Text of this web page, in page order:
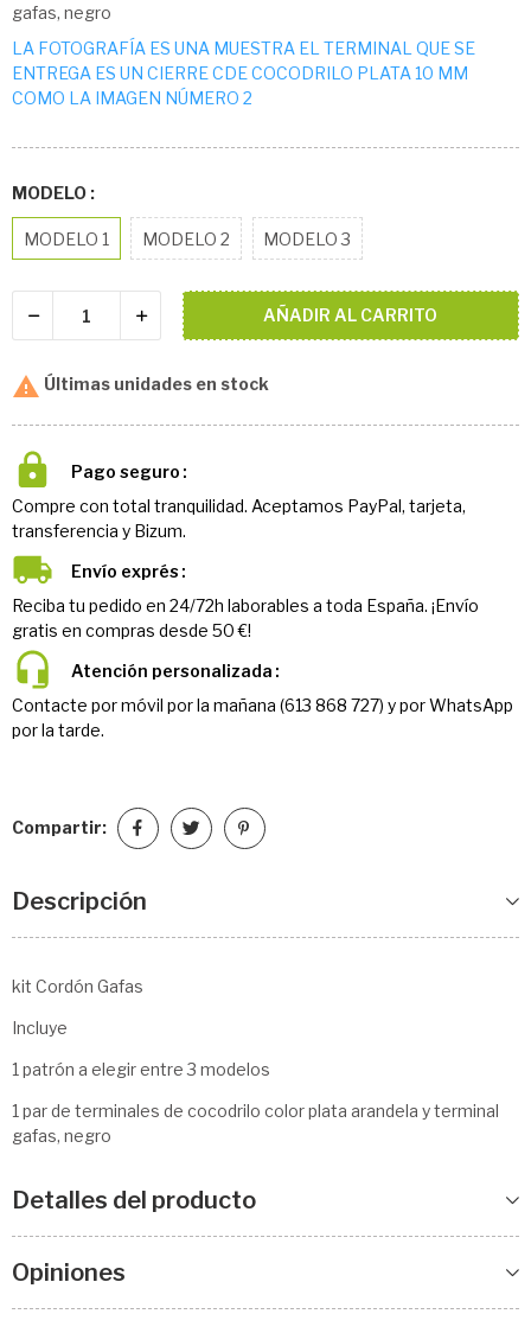
gafas, negro
LA FOTOGRAFÍA ES UNA MUESTRA EL TERMINAL QUE SE
ENTREGA ES UN CIERRE CDE COCODRILO PLATA 10 MM
COMO LA IMAGEN NÚMERO 2
MODELO :
MODELO 1 MODELO 2 MODELO 3
AÑADIR AL CARRITO
 Últimas unidades en stock
Pago seguro
Compre con total tranquilidad. Aceptamos PayPal, tarjeta,
transferencia y Bizum.
Envío exprés
Reciba tu pedido en 24/72h laborables a toda España. ¡Envío
gratis en compras desde 50 €!
Atención personalizada
Contacte por móvil por la mañana (613 868 727) y por WhatsApp
por la tarde.
Compartir:
Descripción
kit Cordón Gafas
Incluye
1 patrón a elegir entre 3 modelos
1 par de terminales de cocodrilo color plata arandela y terminal
gafas, negro
Detalles del producto
Opiniones